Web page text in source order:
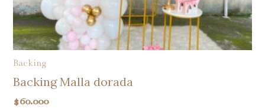
Backing
Backing Malla dorada
$60.000